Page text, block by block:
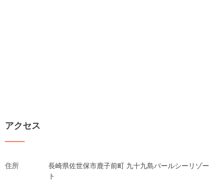
アクセス
住所
長崎県佐世保市鹿子前町 九十九島パールシーリゾー
ト